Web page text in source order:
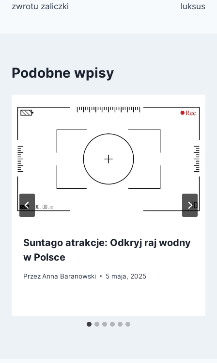
zwrotu zaliczki
luksus
Podobne wpisy
Suntago atrakcje: Odkryj raj wodny
w Polsce
PrzezAnna Baranowski 5 maja, 2025